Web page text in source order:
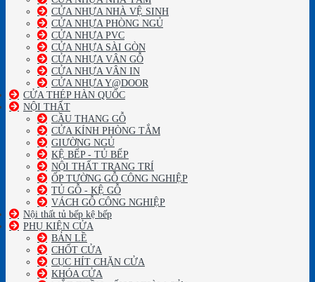
CỬA NHỰA NHÀ VỆ SINH
CỬA NHỰA PHÒNG NGỦ
CỬA NHỰA PVC
CỬA NHỰA SÀI GÒN
CỬA NHỰA VÂN GỖ
CỬA NHỰA VÂN IN
CỬA NHỰA Y@DOOR
CỬA THÉP HÀN QUỐC
NỘI THẤT
CẦU THANG GỖ
CỬA KÍNH PHÒNG TẮM
GIƯỜNG NGỦ
KỆ BẾP - TỦ BẾP
NỘI THẤT TRANG TRÍ
ỐP TƯỜNG GỖ CÔNG NGHIỆP
TỦ GỖ - KỆ GỖ
VÁCH GỖ CÔNG NGHIỆP
Nội thất tủ bếp kệ bếp
PHỤ KIỆN CỬA
BẢN LỀ
CHỐT CỬA
CỤC HÍT CHẶN CỬA
KHÓA CỬA